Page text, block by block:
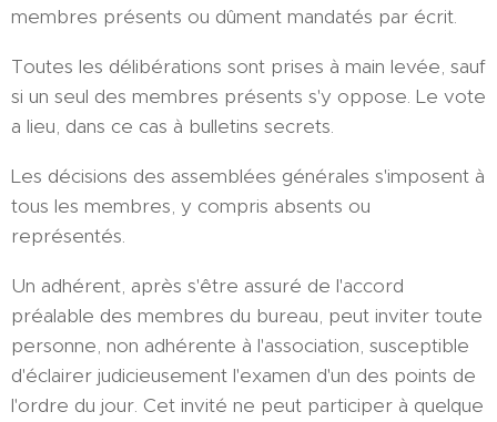
membres présents ou dûment mandatés par écrit.
Toutes les délibérations sont prises à main levée, sauf
si un seul des membres présents s'y oppose. Le vote
a lieu, dans ce cas à bulletins secrets.
Les décisions des assemblées générales s'imposent à
tous les membres, y compris absents ou
représentés.
Un adhérent, après s'être assuré de l'accord
préalable des membres du bureau, peut inviter toute
personne, non adhérente à l'association, susceptible
d'éclairer judicieusement l'examen d'un des points de
l'ordre du jour. Cet invité ne peut participer à quelque